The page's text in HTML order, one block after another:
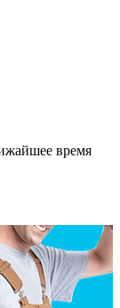
время